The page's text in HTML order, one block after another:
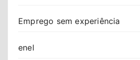
Emprego sem experiência
enel